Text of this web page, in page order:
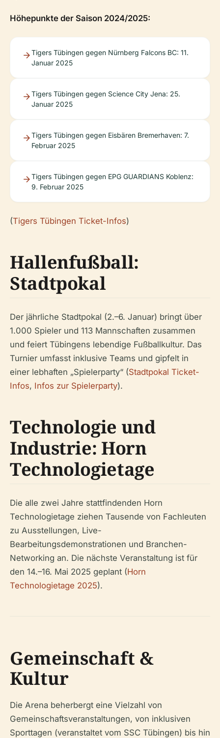
Höhepunkte der Saison 2024/2025:
Tigers Tübingen gegen Nürnberg Falcons BC: 11.
Januar 2025
Tigers Tübingen gegen Science City Jena: 25.
Januar 2025
Tigers Tübingen gegen Eisbären Bremerhaven: 7.
Februar 2025
Tigers Tübingen gegen EPG GUARDIANS Koblenz:
9. Februar 2025
(Tigers Tübingen Ticket-Infos)
Hallenfußball:
Stadtpokal
Der jährliche Stadtpokal (2.–6. Januar) bringt über
1.000 Spieler und 113 Mannschaften zusammen
und feiert Tübingens lebendige Fußballkultur. Das
Turnier umfasst inklusive Teams und gipfelt in
einer lebhaften „Spielerparty“ (Stadtpokal Ticket-
Infos, Infos zur Spielerparty).
Technologie und
Industrie: Horn
Technologietage
Die alle zwei Jahre stattfindenden Horn
Technologietage ziehen Tausende von Fachleuten
zu Ausstellungen, Live-
Bearbeitungsdemonstrationen und Branchen-
Networking an. Die nächste Veranstaltung ist für
den 14.–16. Mai 2025 geplant (Horn
Technologietage 2025).
Gemeinschaft &
Kultur
Die Arena beherbergt eine Vielzahl von
Gemeinschaftsveranstaltungen, von inklusiven
Sporttagen (veranstaltet vom SSC Tübingen) bis hin